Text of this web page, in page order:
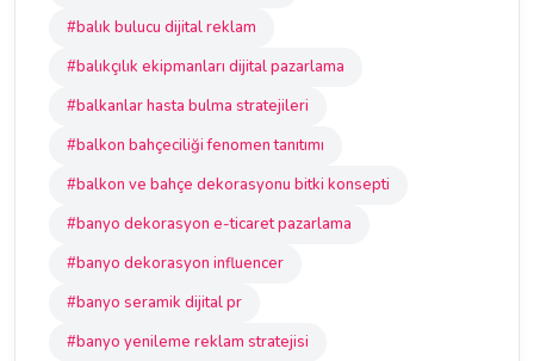
#balık bulucu dijital reklam
#balıkçılık ekipmanları dijital pazarlama
#balkanlar hasta bulma stratejileri
#balkon bahçeciliği fenomen tanıtımı
#balkon ve bahçe dekorasyonu bitki konsepti
#banyo dekorasyon e-ticaret pazarlama
#banyo dekorasyon influencer
#banyo seramik dijital pr
#banyo yenileme reklam stratejisi